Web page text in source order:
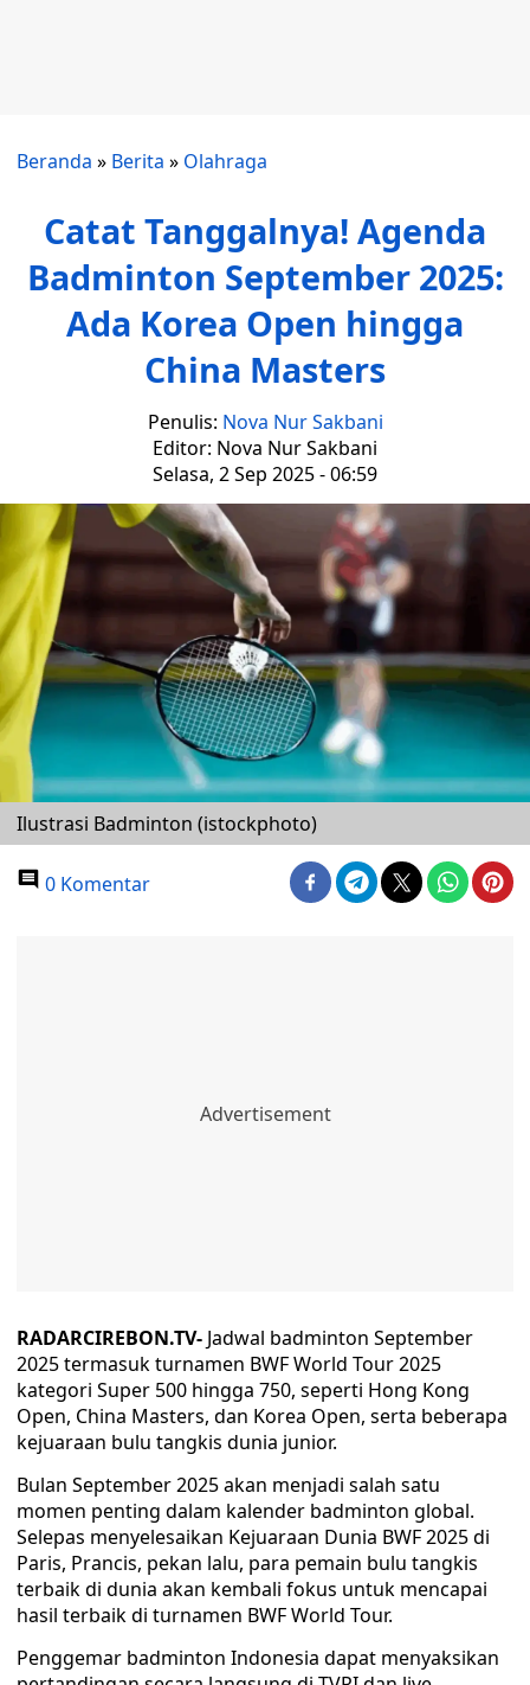
Beranda » Berita » Olahraga
Catat Tanggalnya! Agenda
Badminton September 2025:
Ada Korea Open hingga
China Masters
Penulis: Nova Nur Sakbani
Editor: Nova Nur Sakbani
Selasa, 2 Sep 2025 - 06:59
Ilustrasi Badminton (istockphoto)
0 Komentar
RADARCIREBON.TV- Jadwal badminton September
2025 termasuk turnamen BWF World Tour 2025
kategori Super 500 hingga 750, seperti Hong Kong
Open, China Masters, dan Korea Open, serta beberapa
kejuaraan bulu tangkis dunia junior.
Bulan September 2025 akan menjadi salah satu
momen penting dalam kalender badminton global.
Selepas menyelesaikan Kejuaraan Dunia BWF 2025 di
Paris, Prancis, pekan lalu, para pemain bulu tangkis
terbaik di dunia akan kembali fokus untuk mencapai
hasil terbaik di turnamen BWF World Tour.
Penggemar badminton Indonesia dapat menyaksikan